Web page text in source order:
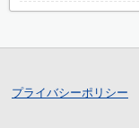
プライバシーポリシー